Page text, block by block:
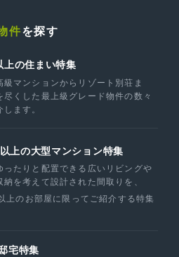
件を探す
上の住まい特集
級マンションからリゾート別荘ま
尽くした最上級グレード物件の数々
ます。
以上の大型マンション特集
ったりと配置できる広いリビングや
納を考えて設計された間取りを、
上のお部屋に限ってご紹介する特集
宅特集